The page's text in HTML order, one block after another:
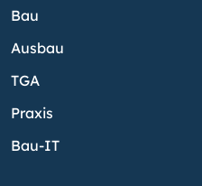
Bau
Ausbau
TGA
Praxis
Bau-IT